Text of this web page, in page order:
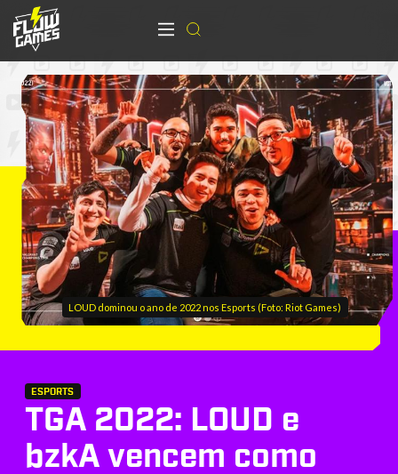
LOUD dominou o ano de 2022 nos Esports (Foto: Riot Games)
ESPORTS
TGA 2022: LOUD e
bzkA vencem como